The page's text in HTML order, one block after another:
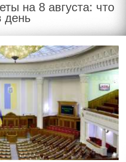
на 8 августа: что
день